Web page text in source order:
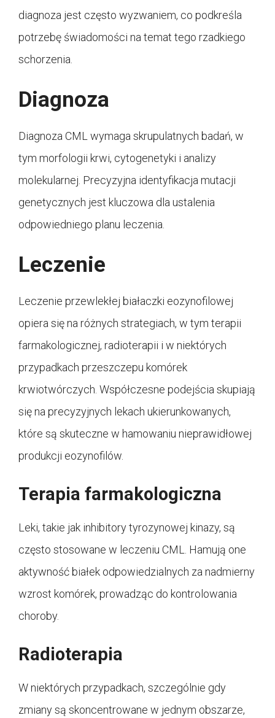
diagnoza jest często wyzwaniem, co podkreśla
potrzebę świadomości na temat tego rzadkiego
schorzenia.
Diagnoza
Diagnoza CML wymaga skrupulatnych badań, w
tym morfologii krwi, cytogenetyki i analizy
molekularnej. Precyzyjna identyfikacja mutacji
genetycznych jest kluczowa dla ustalenia
odpowiedniego planu leczenia.
Leczenie
Leczenie przewlekłej białaczki eozynofilowej
opiera się na różnych strategiach, w tym terapii
farmakologicznej, radioterapii i w niektórych
przypadkach przeszczepu komórek
krwiotwórczych. Współczesne podejścia skupiają
się na precyzyjnych lekach ukierunkowanych,
które są skuteczne w hamowaniu nieprawidłowej
produkcji eozynofilów.
Terapia farmakologiczna
Leki, takie jak inhibitory tyrozynowej kinazy, są
często stosowane w leczeniu CML. Hamują one
aktywność białek odpowiedzialnych za nadmierny
wzrost komórek, prowadząc do kontrolowania
choroby.
Radioterapia
W niektórych przypadkach, szczególnie gdy
zmiany są skoncentrowane w jednym obszarze,